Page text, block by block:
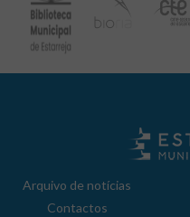
Arquivo de notícias
Contactos